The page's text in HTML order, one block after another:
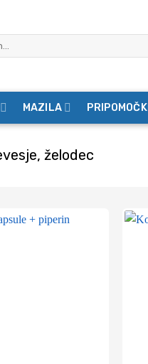
MAZILA PRIPOMOČKI
želodec